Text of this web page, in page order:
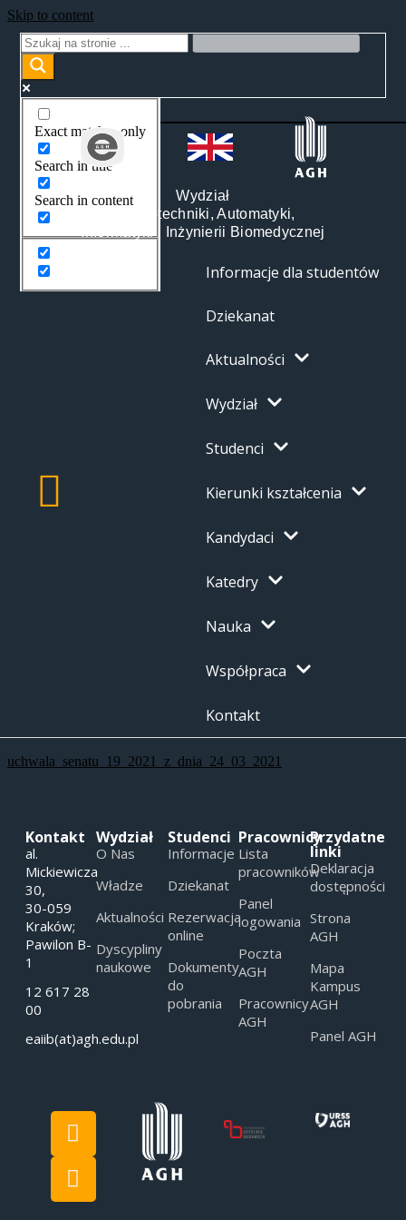
Skip to content
Exact matches only
Search in title
Search in content
Wydział
Elektrotechniki, Automatyki,
Informatyki i Inżynierii Biomedycznej
Informacje dla studentów
Dziekanat
Aktualności
Wydział
Studenci
Kierunki kształcenia
Kandydaci
Katedry
Nauka
Współpraca
Kontakt
uchwala_senatu_19_2021_z_dnia_24_03_2021
Kontakt
al.
Mickiewicza
30,
30-059
Kraków;
Pawilon B-
1
12 617 28
00
eaiib(at)agh.edu.pl
Wydział
O Nas
Władze
Aktualności
Dyscypliny
naukowe
Studenci
Informacje
Dziekanat
Rezerwacja
online
Dokumenty
do
pobrania
Pracownicy
Lista
pracowników
Panel
logowania
Poczta
AGH
Pracownicy
AGH
Przydatne
linki
Deklaracja
dostępności
Strona
AGH
Mapa
Kampus
AGH
Panel AGH